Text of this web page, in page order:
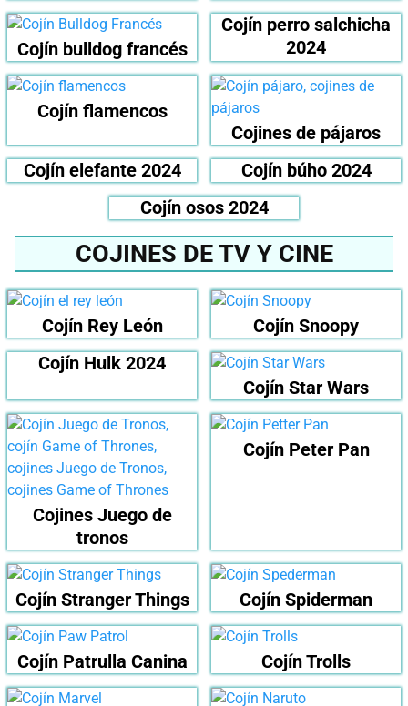
Cojín bulldog francés
Cojín perro salchicha
2024
Cojín flamencos
Cojines de pájaros
Cojín elefante 2024
Cojín búho 2024
Cojín osos 2024
COJINES DE TV Y CINE
Cojín Rey León
Cojín Snoopy
Cojín Hulk 2024
Cojín Star Wars
Cojines Juego de
tronos
Cojín Peter Pan
Cojín Stranger Things Cojín Spiderman
Cojín Patrulla Canina Cojín Trolls